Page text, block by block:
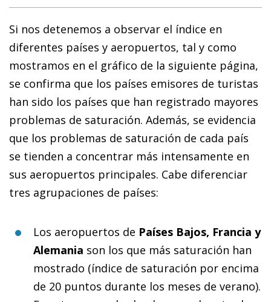
Si nos detenemos a observar el índice en
diferentes países y aeropuertos, tal y como
mostramos en el gráfico de la siguiente página,
se confirma que los países emisores de turistas
han sido los países que han registrado mayores
problemas de saturación. Además, se evidencia
que los problemas de saturación de cada país
se tienden a concentrar más intensamente en
sus aeropuertos principales. Cabe diferenciar
tres agrupaciones de países:
Los aeropuertos de Países Bajos, Francia y
Alemania son los que más saturación han
mostrado (índice de saturación por encima
de 20 puntos durante los meses de verano).